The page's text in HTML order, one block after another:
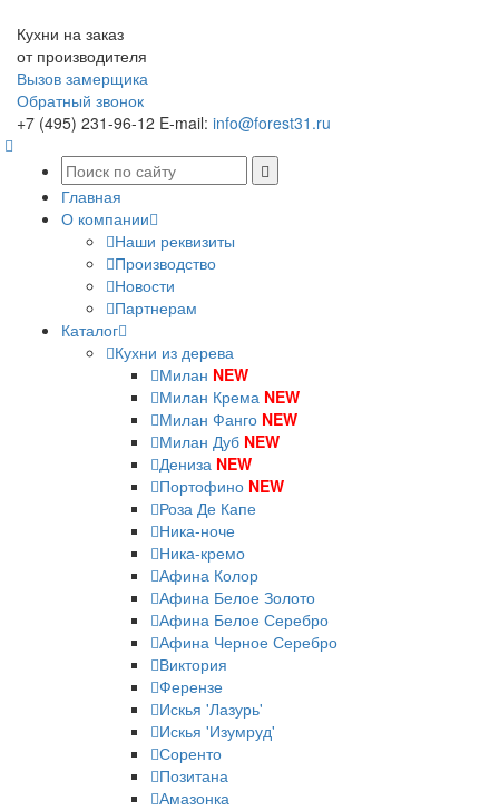
Кухни на заказ
от производителя
Вызов замерщика
Обратный звонок
+7 (495) 231-96-12 E-mail: info@forest31.ru
Главная
О компании
Наши реквизиты
Производство
Новости
Партнерам
Каталог
Кухни из дерева
Милан NEW
Милан Крема NEW
Милан Фанго NEW
Милан Дуб NEW
Дениза NEW
Портофино NEW
Роза Де Капе
Ника-ноче
Ника-кремо
Афина Колор
Афина Белое Золото
Афина Белое Серебро
Афина Черное Серебро
Виктория
Ферензе
Искья 'Лазурь'
Искья 'Изумруд'
Соренто
Позитана
Амазонка